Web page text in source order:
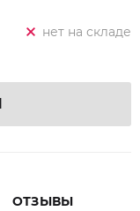
нет на складе
ОТЗЫВЫ